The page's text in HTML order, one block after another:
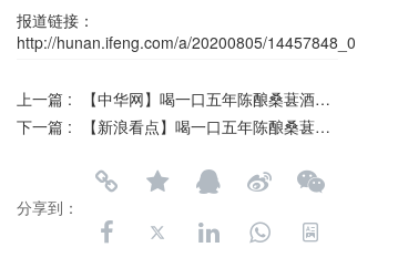
报道链接：
http://hunan.ifeng.com/a/20200805/14457848_0.shtml
上一篇 :
【中华网】喝一口五年陈酿桑葚酒，你才知道什么叫“香醇”-陕西红船实业
下一篇 :
【新浪看点】喝一口五年陈酿桑葚酒，你才知道什么叫“香醇”-陕西红船实业
分享到：